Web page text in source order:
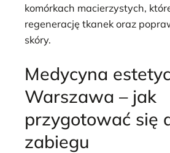
komórkach macierzystych,
regenerację tkanek oraz
skóry.
Medycyna
Warszawa – jak
przygotować się
zabiegu